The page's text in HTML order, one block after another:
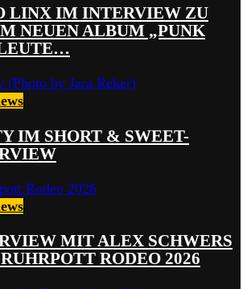
LINX IM INTERVIEW ZU
NEUEN ALBUM „PUNK
IM SHORT & SWEET-
MIT ALEX SCHWERS
RODEO 2026